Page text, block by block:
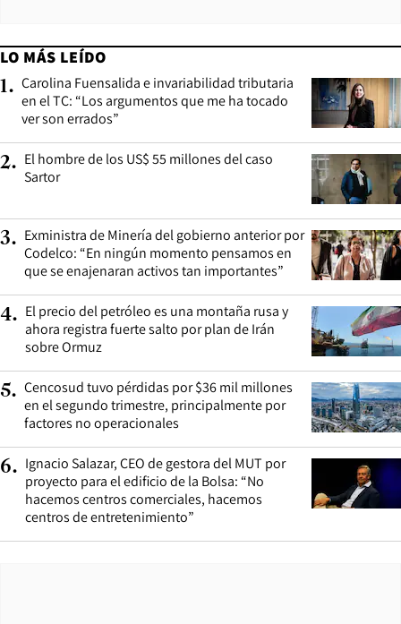
LO MÁS LEÍDO
1. Carolina Fuensalida e invariabilidad tributaria
en el TC: “Los argumentos que me ha tocado
ver son errados”
2. El hombre de los US$ 55 millones del caso
Sartor
3. Exministra de Minería del gobierno anterior por
Codelco: “En ningún momento pensamos en
que se enajenaran activos tan importantes”
4. El precio del petróleo es una montaña rusa y
ahora registra fuerte salto por plan de Irán
sobre Ormuz
5. Cencosud tuvo pérdidas por $36 mil millones
en el segundo trimestre, principalmente por
factores no operacionales
6. Ignacio Salazar, CEO de gestora del MUT por
proyecto para el edificio de la Bolsa: “No
hacemos centros comerciales, hacemos
centros de entretenimiento”